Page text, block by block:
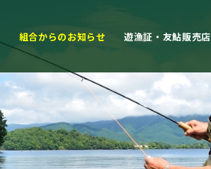
組合からのお知らせ 遊漁証・友鮎販売店